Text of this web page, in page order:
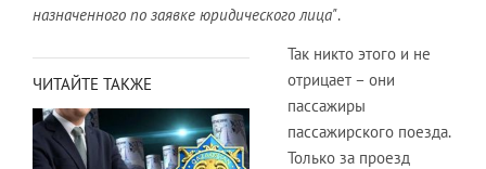
назначенного по заявке юридического лица".
ЧИТАЙТЕ ТАКЖЕ
Так никто этого и не
отрицает – они
пассажиры
пассажирского поезда.
Только за проезд